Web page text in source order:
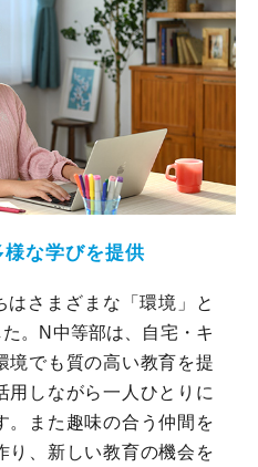
な学びを提供
はさまざまな「環境」と
。N中等部は、自宅・キ
境でも質の高い教育を提
用しながら一人ひとりに
。また趣味の合う仲間を
り、新しい教育の機会を